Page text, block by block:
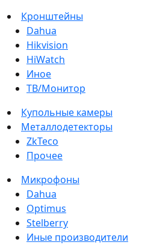
Кронштейны
Dahua
Hikvision
HiWatch
Иное
ТВ/Монитор
Купольные камеры
Металлодетекторы
ZkTeco
Прочее
Микрофоны
Dahua
Optimus
Stelberry
Иные производители